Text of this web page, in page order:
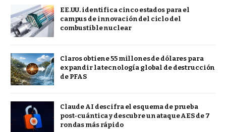
EE.UU. identifica cinco estados para el
campus de innovación del ciclo del
combustible nuclear
Claros obtiene 55 millones de dólares para
expandir la tecnología global de destrucción
de PFAS
Claude AI descifra el esquema de prueba
post-cuántica y descubre un ataque AES de 7
rondas más rápido